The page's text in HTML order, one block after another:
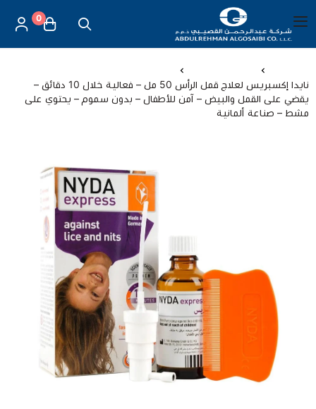
شركة عبد الرحمن القصيبي للتجارة العامة
0 العربية
العناية بالأم والطفل
لصقات
مخدات و اغطية
العناية بالشعر
نايدا إكسبريس لعلاج قمل الرأس 50 مل – فعالية خلال 10 دقائق –
يقضي على القمل والبيض – آمن للأطفال – بدون سموم – يحتوي على
مشط – صناعة ألمانية